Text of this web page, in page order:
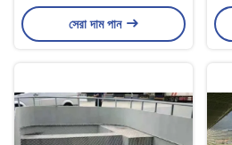
অ্যাভিয়ারি বেড়ার জন্য
সেরা দাম পান